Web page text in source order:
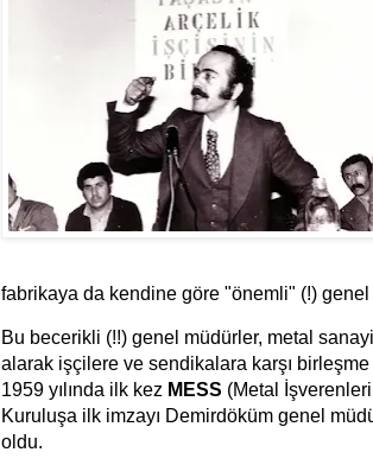
fabrikaya da kendine göre "önemli" (!)
Bu becerikli (!!) genel müdürler, metal
alarak işçilere ve sendikalara karşı birleşme
1959 yılında ilk kez MESS (Metal
Kuruluşa ilk imzayı Demirdöküm genel
oldu.